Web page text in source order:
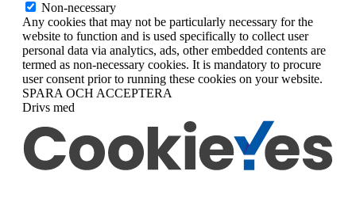
Non-necessary
Any cookies that may not be particularly necessary for the
website to function and is used specifically to collect user
personal data via analytics, ads, other embedded contents are
termed as non-necessary cookies. It is mandatory to procure
user consent prior to running these cookies on your website.
SPARA OCH ACCEPTERA
Drivs med